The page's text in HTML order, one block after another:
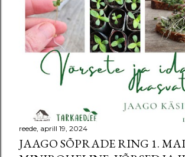
reede, aprill 19, 2024
JAAGO SÕPRADE RING 1.